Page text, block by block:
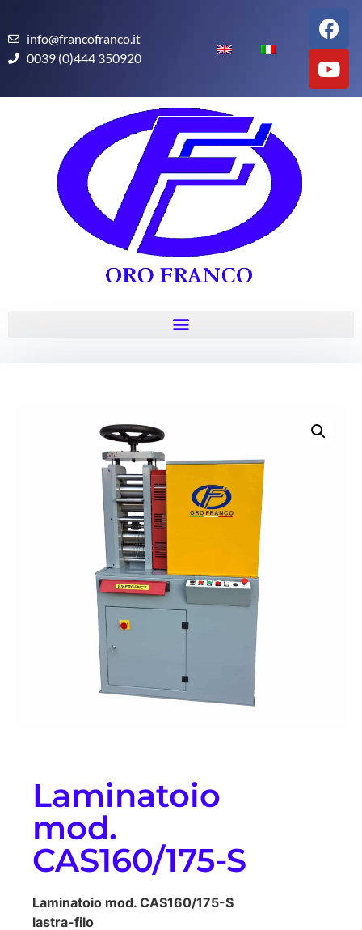
info@francofranco.it
0039 (0)444 350920
Laminatoio
mod.
CAS160/175-S
Laminatoio mod. CAS160/175-S
lastra-filo